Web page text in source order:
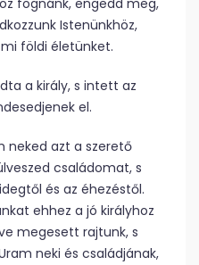
fognánk, engedd meg,
Istenünkhöz,
földi életünket.
a király, s intett az
el.
neked azt a szerető
családomat, s
és az éhezéstől.
ehhez a jó királyhoz
megesett rajtunk, s
neki és családjának,